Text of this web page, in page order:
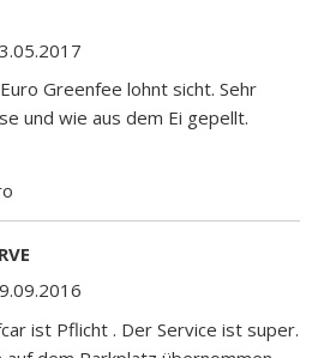
Greenfee lohnt sicht. Sehr
und wie aus dem Ei gepellt.
ist Pflicht . Der Service ist super.